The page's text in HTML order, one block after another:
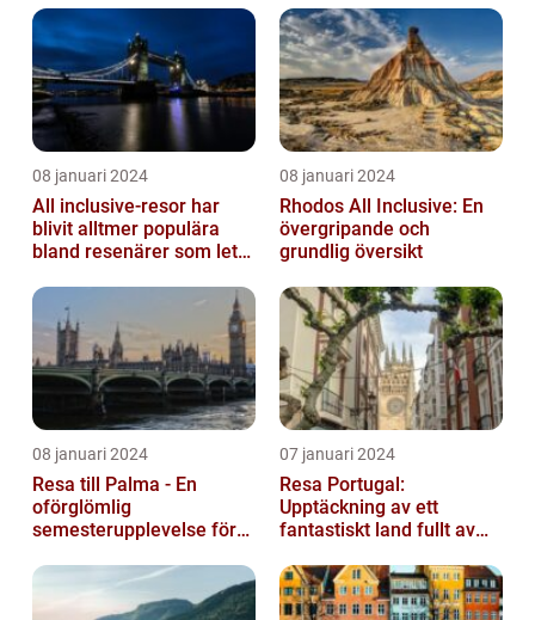
08 januari 2024
All inclusive-resor har
blivit alltmer populära
bland resenärer som letar
omtä...
08 januari 2024
Rhodos All Inclusive: En
övergripande och
grundlig översikt
08 januari 2024
Resa till Palma - En
oförglömlig
semesterupplevelse för
07 januari 2024
Resa Portugal:
Upptäckning av ett
fantastiskt land fullt av